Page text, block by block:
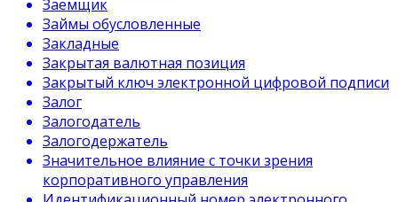
Заемщик
Займы обусловленные
Закладные
Закрытая валютная позиция
Закрытый ключ электронной цифровой подписи
Залог
Залогодатель
Залогодержатель
Значительное влияние с точки зрения
корпоративного управления